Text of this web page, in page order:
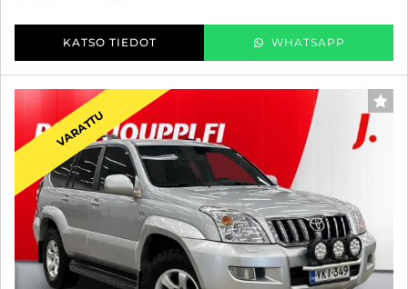
KATSO TIEDOT WHATSAPP
VARATTU